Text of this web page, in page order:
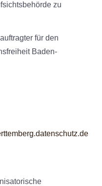
zu
für den
Baden-